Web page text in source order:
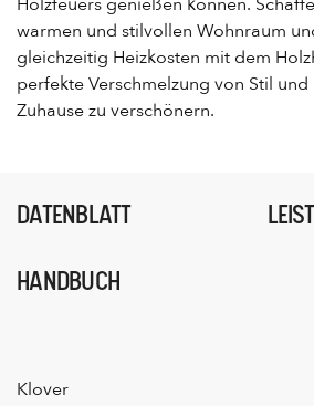
warmen und stilvollen Wohnraum
gleichzeitig Heizkosten mit dem
perfekte Verschmelzung von Stil
Zuhause zu verschönern.
DATENBLATT
HANDBUCH
Klover